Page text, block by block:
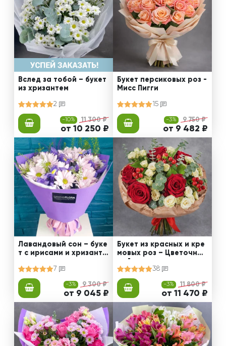
Вслед за тобой – букет
из хризантем
2
-10% 11 300 ₽
от 10 250 ₽
Букет персиковых роз -
Мисс Пигги
15
-3% 9 750 ₽
от 9 482 ₽
Лавандовый сон – буке
т с ирисами и хризанте
7
-3% 9 300 ₽
от 9 045 ₽
Букет из красных и кре
мовых роз – Цветочный
38
-3% 11 800 ₽
от 11 470 ₽